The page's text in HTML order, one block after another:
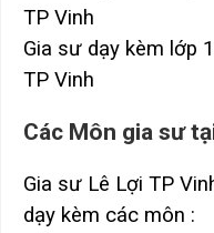
TP Vinh
Gia sư dạy kèm lớp
TP Vinh
Các Môn gia sư
Gia sư Lê Lợi TP
dạy kèm các môn :